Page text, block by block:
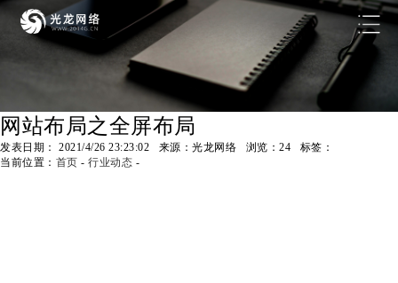
网站布局之全屏布局
发表日期： 2021/4/26 23:23:02 来源：光龙网络 浏览： 24 标签：
当前位置： 首页 - 行业动态 -